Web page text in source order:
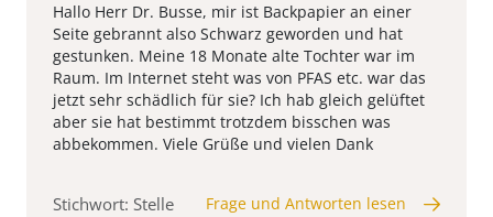
Hallo Herr Dr. Busse, mir ist Backpapier an einer
Seite gebrannt also Schwarz geworden und hat
gestunken. Meine 18 Monate alte Tochter war im
Raum. Im Internet steht was von PFAS etc. war das
jetzt sehr schädlich für sie? Ich hab gleich gelüftet
aber sie hat bestimmt trotzdem bisschen was
abbekommen. Viele Grüße und vielen Dank
Stichwort: Stelle Frage und Antworten lesen